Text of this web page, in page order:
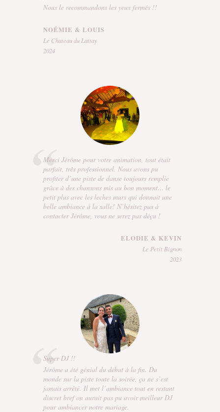
Nous le recommandons les yeux fermés !!
NOÉMIE & LOUIS
Le Chateau du Lattay
2024
Merci Jérôme pour votre animation, tout était
parfait, très professionnel. Nous avons pu
profiter d’une piste de danse toujours remplie
grâce à des chansons mis au bon moment… le
petit plus avec les leches murs qui donnait une
belle ambiance à la salle! N’hésitez pas à
contacter Jérôme, vous ne serez pas déçu !
ELODIE & KEVIN
Le Petit Bignon
2023
Super DJ !!
Jérôme a été génial du début à la fin. Du
monde sur la piste toute la soirée, ça ne s’est
jamais arrêté. Il met l’ambiance tout en restant
discret bref on aurait pas pu avoir meilleur DJ
pour ambiancer notre mariage.